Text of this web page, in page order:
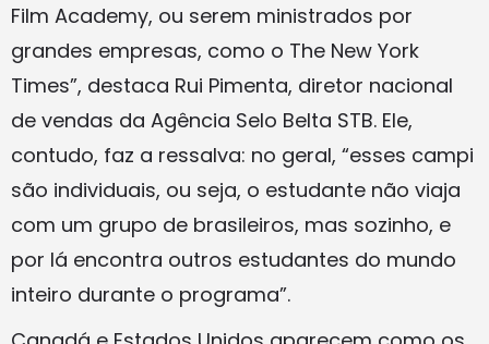
Film Academy, ou serem ministrados por
grandes empresas, como o The New York
Times”, destaca Rui Pimenta, diretor nacional
de vendas da Agência Selo Belta STB. Ele,
contudo, faz a ressalva: no geral, “esses campi
são individuais, ou seja, o estudante não viaja
com um grupo de brasileiros, mas sozinho, e
por lá encontra outros estudantes do mundo
inteiro durante o programa”.